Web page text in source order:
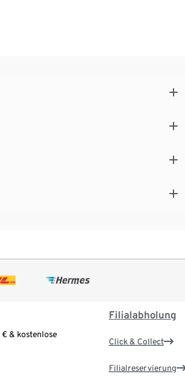
Flüssigkeiten
& kostenlose
Filialabholung
Click & Collect
Filialreservierung